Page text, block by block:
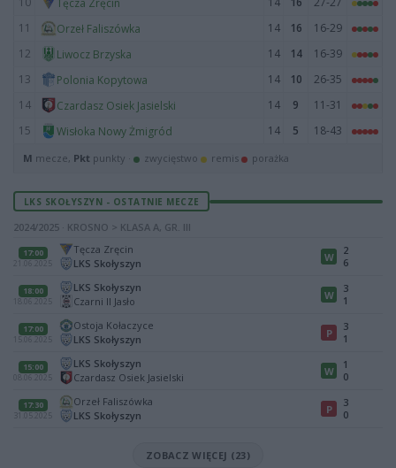
11
Orzeł Faliszówka 14 16
16-29
12
Liwocz Brzyska 14 14
16-39
13
Polonia Kopytowa 14 10
26-35
14
Czardasz Osiek Jasielski 14 9
11-31
15
Wisłoka Nowy Żmigród 14 5 18-43
M mecze, Pkt punkty · zwycięstwo remis porażka
LKS SKOŁYSZYN - OSTATNIE MECZE
2024/2025 · KROSNO > KLASA A, GR. III
17:00
21.06.2025
Tęcza Zręcin
LKS Skołyszyn
W
2
6
18:00
18.06.2025
LKS Skołyszyn
Czarni II Jasło
W
3
1
17:00
15.06.2025
Ostoja Kołaczyce
LKS Skołyszyn
P
3
1
15:00
08.06.2025
LKS Skołyszyn
Czardasz Osiek Jasielski
W
1
0
17:30
31.05.2025
Orzeł Faliszówka
LKS Skołyszyn
P
3
0
ZOBACZ WIĘCEJ (23)